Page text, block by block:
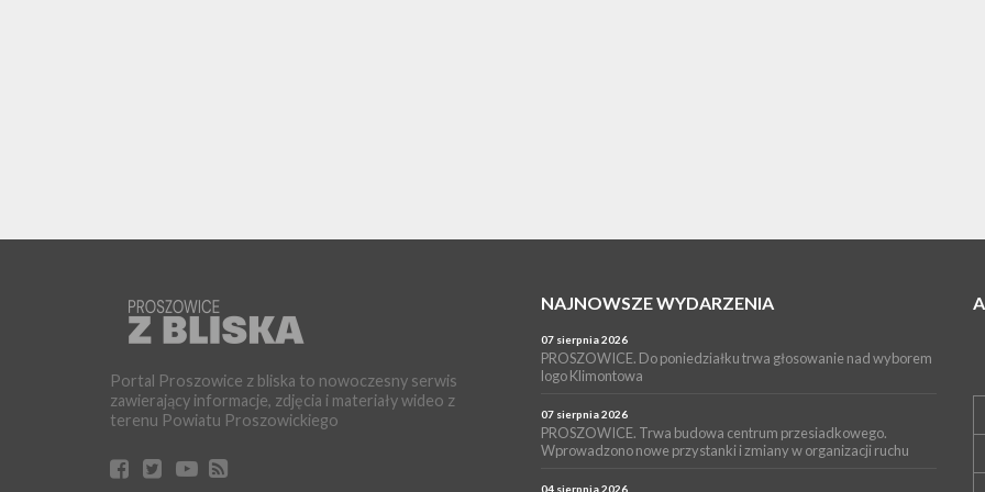
Portal Proszowice z bliska to nowoczesny serwis
zawierający informacje, zdjęcia i materiały wideo z
terenu Powiatu Proszowickiego
NAJNOWSZE WYDARZENIA
07 sierpnia 2026
PROSZOWICE. Do poniedziałku trwa głosowanie nad wyborem
logo Klimontowa
07 sierpnia 2026
PROSZOWICE. Trwa budowa centrum przesiadkowego.
Wprowadzono nowe przystanki i zmiany w organizacji ruchu
04 sierpnia 2026